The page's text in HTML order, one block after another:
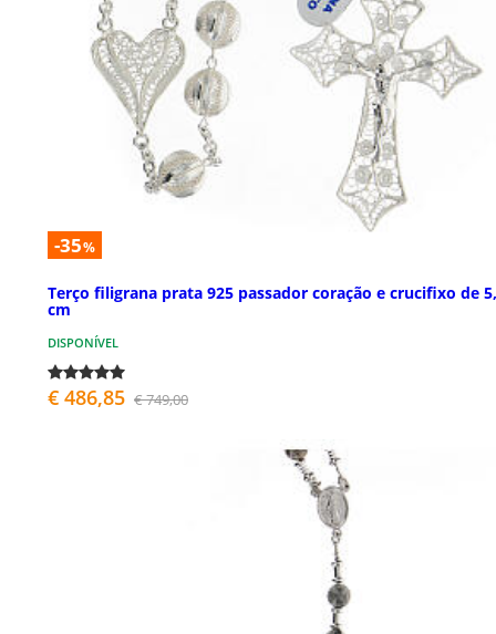
-35%
Terço filigrana prata 925 passador coração e crucifixo de
cm
DISPONÍVEL
€ 486,85 € 749,00